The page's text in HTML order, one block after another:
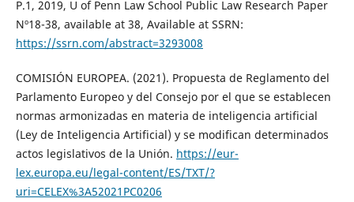
P.1, 2019, U of Penn Law School Public Law Research Paper
Nº18-38, available at 38, Available at SSRN:
https://ssrn.com/abstract=3293008
COMISIÓN EUROPEA. (2021). Propuesta de Reglamento del
Parlamento Europeo y del Consejo por el que se establecen
normas armonizadas en materia de inteligencia artificial
(Ley de Inteligencia Artificial) y se modifican determinados
actos legislativos de la Unión. https://eur-
lex.europa.eu/legal-content/ES/TXT/?
uri=CELEX%3A52021PC0206